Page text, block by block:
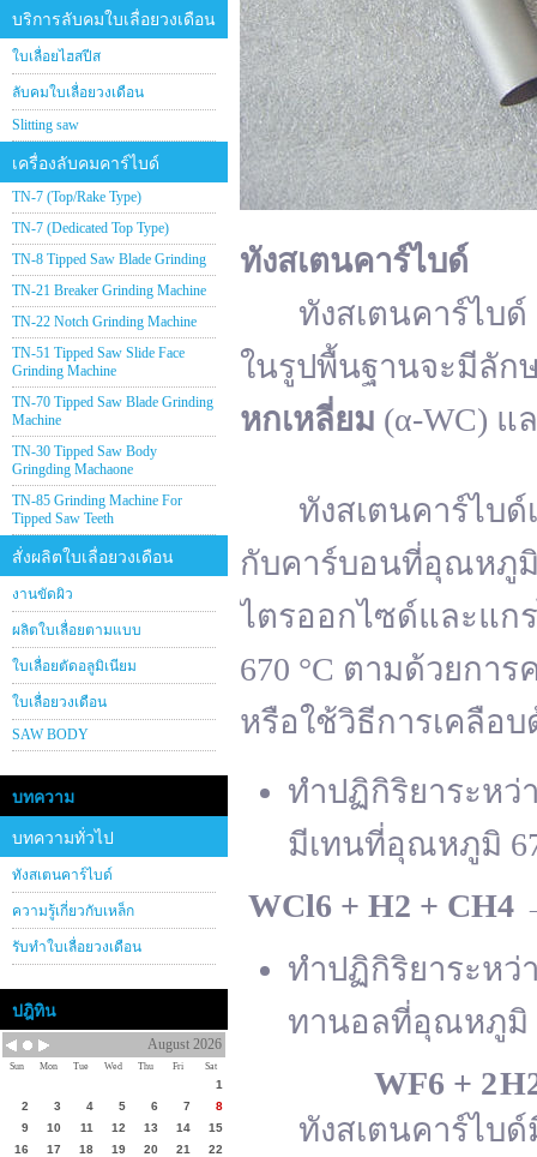
บริการลับคมใบเลื่อยวงเดือน
ใบเลื่อยไฮสปีส
ลับคมใบเลื่อยวงเดือน
Slitting saw
เครื่องลับคมคาร์ไบด์
TN-7 (Top/Rake Type)
TN-7 (Dedicated Top Type)
TN-8 Tipped Saw Blade Grinding
TN-21 Breaker Grinding Machine
TN-22 Notch Grinding Machine
TN-51 Tipped Saw Slide Face
Grinding Machine
TN-70 Tipped Saw Blade Grinding
Machine
TN-30 Tipped Saw Body
Gringding Machaone
TN-85 Grinding Machine For
Tipped Saw Teeth
สั่งผลิตใบเลื่อยวงเดือน
งานขัดผิว
ผลิตใบเลื่อยตามแบบ
ใบเลื่อยตัดอลูมิเนียม
ใบเลื่อยวงเดือน
SAW BODY
บทความ
บทความทั่วไป
ทังสเตนคาร์ไบด์
ความรู้เกี่ยวกับเหล็ก
รับทำใบเลื่อยวงเดือน
ปฎิทิน
August 2026
Sun Mon Tue Wed Thu Fri Sat
1
2
3 4 5 6 7
8
9
10 11 12 13 14
15
16
17 18 19 20 21
22
ทังสเตนคาร์ไบด์
ทังสเตนคาร์ไบด์ (
ในรูปพื้นฐานจะมีลัก
หกเหลี่ยม (α-WC) แ
ทังสเตนคาร์ไบด์เ
กับคาร์บอนที่อุณหภูมิ
ไตรออกไซด์และแก
670 °C ตามด้วยกา
หรือใช้วิธีการเคลือบ
ทำปฏิกิริยาระหว่
มีเทนที่อุณหภูมิ
WCl6 + H2 + CH4
ทำปฏิกิริยาระหว่
ทานอลที่อุณหภูมิ
WF6 + 2 H
ทังสเตนคาร์ไบด์มี